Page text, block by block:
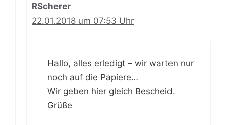
RScherer
22.01.2018 um 07:53 Uhr
Hallo, alles erledigt – wir warten nur
noch auf die Papiere…
Wir geben hier gleich Bescheid.
Grüße